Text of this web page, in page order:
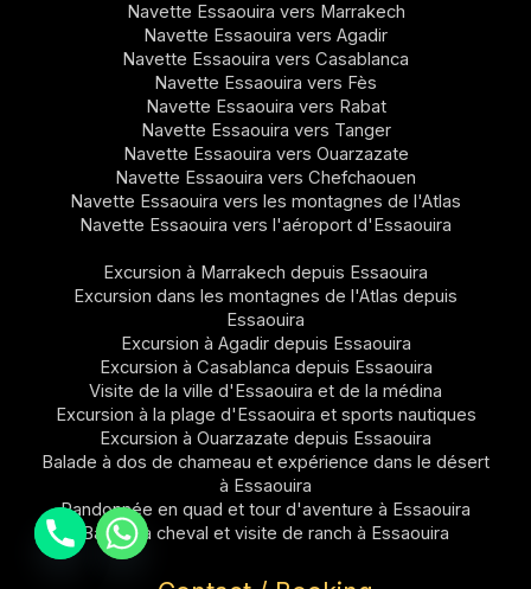
Navette Essaouira vers Marrakech
Navette Essaouira vers Agadir
Navette Essaouira vers Casablanca
Navette Essaouira vers Fès
Navette Essaouira vers Rabat
Navette Essaouira vers Tanger
Navette Essaouira vers Ouarzazate
Navette Essaouira vers Chefchaouen
Navette Essaouira vers les montagnes de l'Atlas
Navette Essaouira vers l'aéroport d'Essaouira
Excursion à Marrakech depuis Essaouira
Excursion dans les montagnes de l'Atlas depuis
Essaouira
Excursion à Agadir depuis Essaouira
Excursion à Casablanca depuis Essaouira
Visite de la ville d'Essaouira et de la médina
Excursion à la plage d'Essaouira et sports nautiques
Excursion à Ouarzazate depuis Essaouira
Balade à dos de chameau et expérience dans le désert
à Essaouira
Randonnée en quad et tour d'aventure à Essaouira
Balade à cheval et visite de ranch à Essaouira